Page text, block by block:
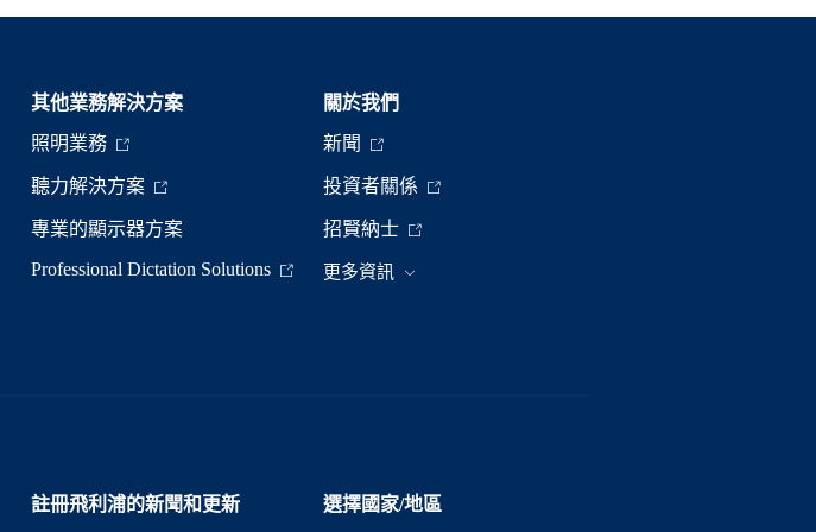
其他業務解決方案​
照明業務
聽力解決方案
專業的顯示器方案
Professional Dictation Solutions
關於我們
新聞
投資者關係
招賢納士
更多資訊
註冊飛利浦的新聞和更新 選擇國家/地區